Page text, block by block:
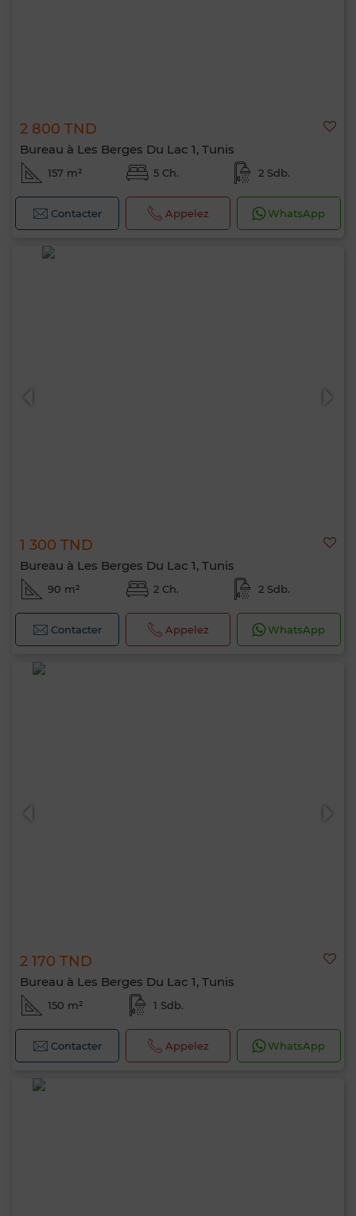
2 800 TND
Bureau à Les Berges Du Lac 1, Tunis
157 m² 5 Ch. 2 Sdb.
Contacter Appelez WhatsApp
1 300 TND
Bureau à Les Berges Du Lac 1, Tunis
90 m² 2 Ch. 2 Sdb.
Contacter Appelez WhatsApp
2 170 TND
Bureau à Les Berges Du Lac 1, Tunis
150 m² 1 Sdb.
Contacter Appelez WhatsApp